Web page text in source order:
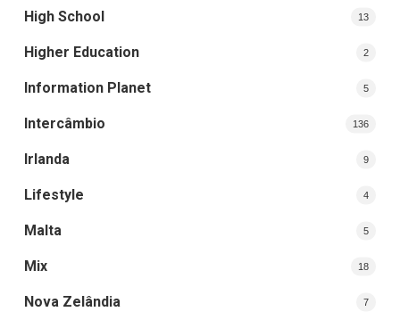
High School 13
Higher Education 2
Information Planet 5
Intercâmbio 136
Irlanda 9
Lifestyle 4
Malta 5
Mix 18
Nova Zelândia 7